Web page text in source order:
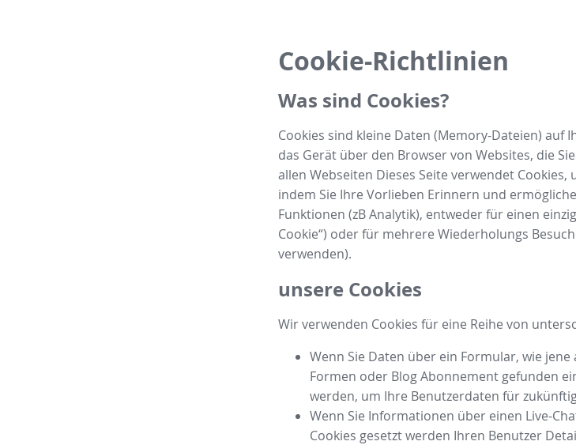
Cookie-Richtlinien
Was sind Cookies?
Cookies sind kleine Daten (Memory-Dateien) auf
das Gerät über den Browser von Websites, die
allen Webseiten Dieses Seite verwendet
indem Sie Ihre Vorlieben Erinnern und
Funktionen (zB Analytik), entweder für einen
Cookie“) oder für mehrere Wiederholungs
verwenden).
unsere Cookies
Wir verwenden Cookies für eine Reihe von
Wenn Sie Daten über ein Formular, wie
Formen oder Blog Abonnement gefunden
werden, um Ihre Benutzerdaten für
Wenn Sie Informationen über einen Live-
Cookies gesetzt werden Ihren Benutzer